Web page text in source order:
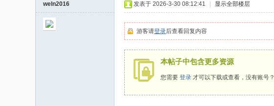
weln2016 发表于 2026-3-30 08:12:41 显示全部楼层
游客请登录后查看回复内容
本帖子中包含更多资源
您需要 登录 才可以下载或查看，没有账号？